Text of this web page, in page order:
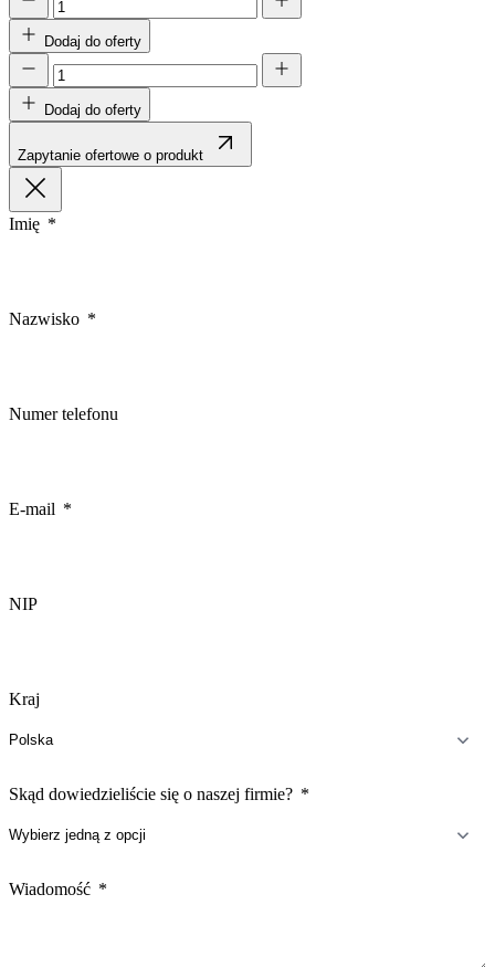
Dodaj do oferty
Dodaj do oferty
Zapytanie ofertowe o produkt
Imię
Nazwisko
Numer telefonu
E-mail
NIP
Kraj
Skąd dowiedzieliście się o naszej firmie?
Wiadomość